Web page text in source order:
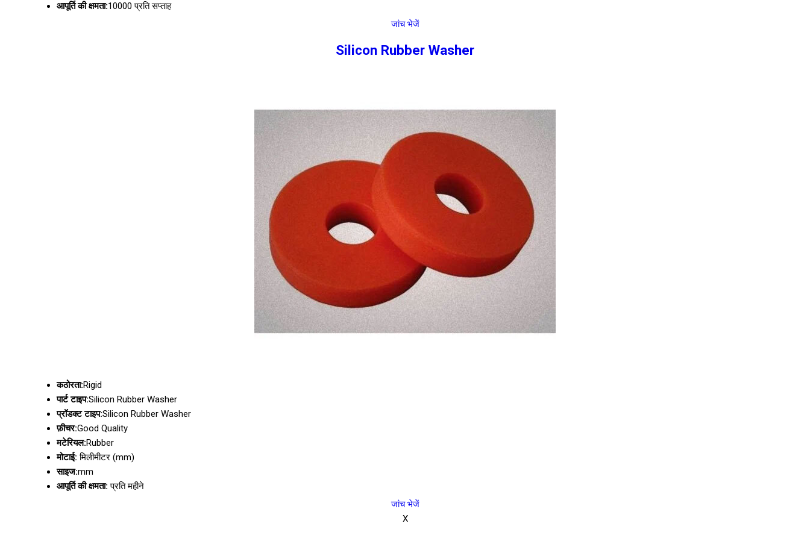
आपूर्ति की क्षमता:10000 प्रति सप्ताह
जांच भेजें
Silicon Rubber Washer
कठोरता:Rigid
पार्ट टाइप:Silicon Rubber Washer
प्रॉडक्ट टाइप:Silicon Rubber Washer
फ़ीचर:Good Quality
मटेरियल:Rubber
मोटाई: मिलीमीटर (mm)
साइज:mm
आपूर्ति की क्षमता: प्रति महीने
जांच भेजें
X